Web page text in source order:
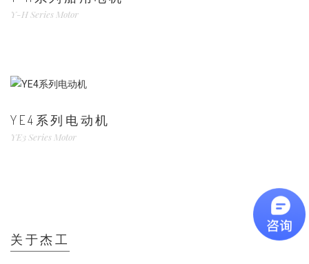
Y-H Series Motor
YE4系列电动机
YE3 Series Motor
关于杰工